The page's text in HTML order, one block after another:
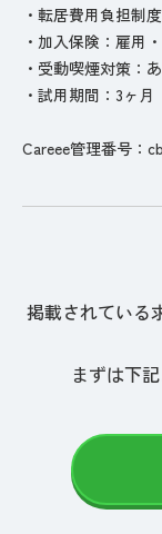
・転居費用負担制
・加入保険：雇用
・受動喫煙対策：
・試用期間：3ヶ月
Careee管理番号：
掲載されている
まずは下